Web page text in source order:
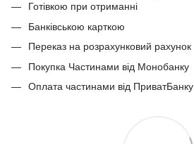
Готівкою при отриманні
Банківською карткою
Переказ на розрахунковий рахунок
Покупка Частинами від Монобанку
Оплата частинами від ПриватБанку